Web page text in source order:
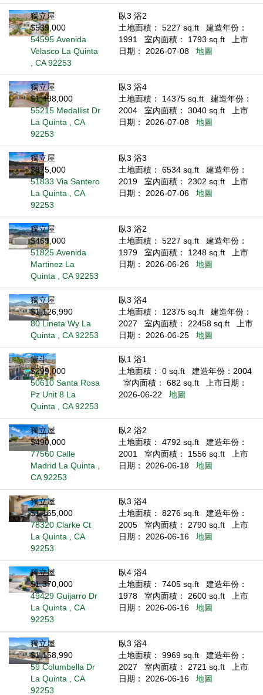
獨立屋
$539,000
54595 Avenida
Velasco La Quinta
, CA 92253
臥3 浴2
土地面積： 5227 sq.ft
建造年份：
1991
室內面積： 1793 sq.ft
上市
日期： 2026-07-08
地圖
獨立屋
$1,498,000
55215 Medallist Dr
La Quinta , CA
92253
臥3 浴4
土地面積： 14375 sq.ft
建造年份：
2004
室內面積： 3040 sq.ft
上市
日期： 2026-07-08
地圖
獨立屋
$875,000
51833 Via Santero
La Quinta , CA
92253
臥3 浴3
土地面積： 6534 sq.ft
建造年份：
2019
室內面積： 2302 sq.ft
上市
日期： 2026-07-06
地圖
獨立屋
$469,000
51825 Avenida
Martinez La
Quinta , CA 92253
臥3 浴2
土地面積： 5227 sq.ft
建造年份：
1979
室內面積： 1248 sq.ft
上市
日期： 2026-06-26
地圖
獨立屋
$1,126,990
80 Lineta Wy La
Quinta , CA 92253
臥3 浴4
土地面積： 12375 sq.ft
建造年份：
2027
室內面積： 22458 sq.ft
上市
日期： 2026-06-25
地圖
康斗
$299,000
50610 Santa Rosa
Pz Unit 8 La
Quinta , CA 92253
臥1 浴1
土地面積： 0 sq.ft
建造年份：2004
室內面積： 682 sq.ft
上市日期：
2026-06-22
地圖
獨立屋
$490,000
77560 Calle
Madrid La Quinta ,
CA 92253
臥2 浴2
土地面積： 4792 sq.ft
建造年份：
2001
室內面積： 1556 sq.ft
上市
日期： 2026-06-18
地圖
獨立屋
$1,165,000
78320 Clarke Ct
La Quinta , CA
92253
臥3 浴4
土地面積： 8276 sq.ft
建造年份：
2005
室內面積： 2790 sq.ft
上市
日期： 2026-06-16
地圖
獨立屋
$1,370,000
49429 Guijarro Dr
La Quinta , CA
92253
臥4 浴4
土地面積： 7405 sq.ft
建造年份：
1978
室內面積： 2600 sq.ft
上市
日期： 2026-06-16
地圖
獨立屋
$1,158,990
59 Columbella Dr
La Quinta , CA
92253
臥3 浴4
土地面積： 9969 sq.ft
建造年份：
2027
室內面積： 2721 sq.ft
上市
日期： 2026-06-16
地圖